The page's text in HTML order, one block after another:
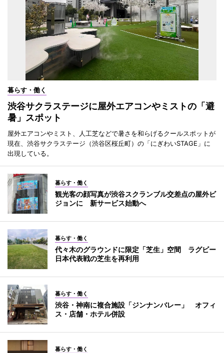
暮らす・働く
渋谷サクラステージに屋外エアコンやミストの「避
暑」スポット
屋外エアコンやミスト、人工芝などで暑さを和らげるクールスポットが
現在、渋谷サクラステージ（渋谷区桜丘町）の「にぎわいSTAGE」に
出現している。
暮らす・働く
観光客の顔写真が渋谷スクランブル交差点の屋外ビ
ジョンに 新サービス始動へ
暮らす・働く
代々木のグラウンドに限定「芝生」空間 ラグビー
日本代表戦の芝生を再利用
暮らす・働く
渋谷・神南に複合施設「ジンナンバレー」 オフィ
ス・店舗・ホテル併設
暮らす・働く